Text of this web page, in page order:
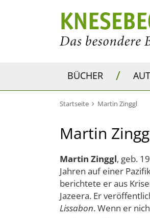
BÜCHER /
Startseite Martin Zinggl
Martin
Martin Zinggl, geb.
Jahren auf einer
berichtete er aus
Jazeera. Er
Lissabon. Wenn er